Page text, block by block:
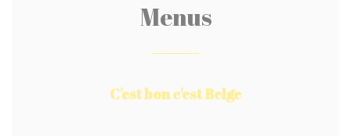
Menus
C'est bon c'est Belge